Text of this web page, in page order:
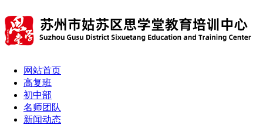
网站首页
高复班
初中部
名师团队
新闻动态